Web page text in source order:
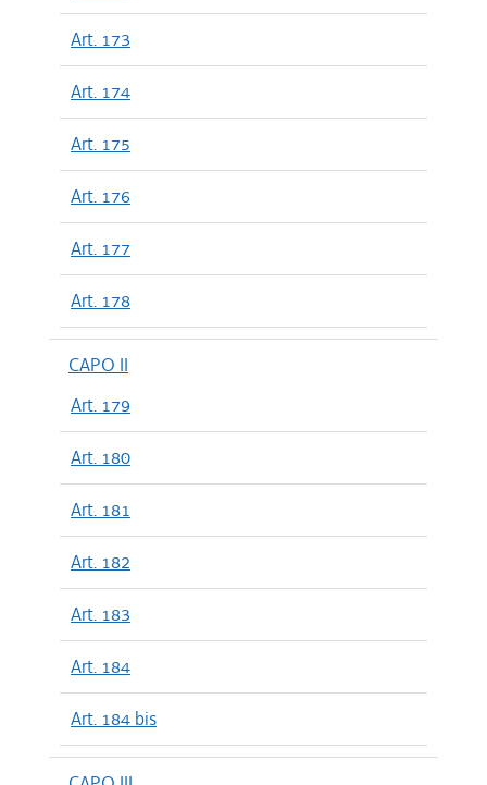
Art. 173
Art. 174
Art. 175
Art. 176
Art. 177
Art. 178
CAPO II
Art. 179
Art. 180
Art. 181
Art. 182
Art. 183
Art. 184
Art. 184 bis